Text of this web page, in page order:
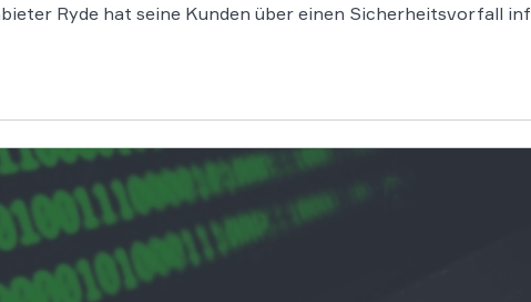
Ryde hat seine Kunden über einen Sicherheitsvorfall